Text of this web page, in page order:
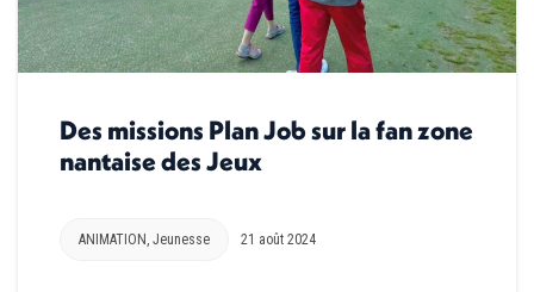
Des missions Plan Job sur la fan zone
nantaise des Jeux
ANIMATION Jeunesse 21 août 2024